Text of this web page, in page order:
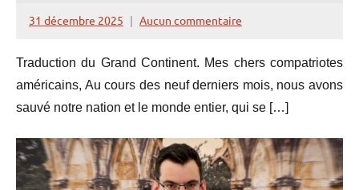
31 décembre 2025
Henry
Lesquen
Aucun commentaire
Traduction du Grand Continent. Mes chers compatriotes
américains, Au cours des neuf derniers mois, nous avons
sauvé notre nation et le monde entier, qui se […]